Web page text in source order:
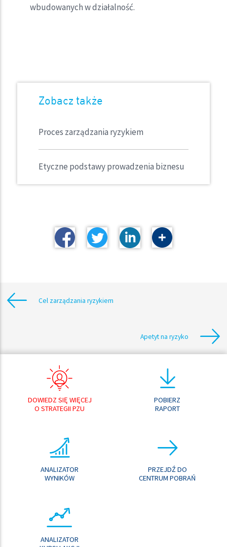
wbudowanych w działalność.
Zobacz także
Proces zarządzania ryzykiem
Etyczne podstawy prowadzenia biznesu
Cel zarządzania ryzykiem
Apetyt na ryzyko
DOWIEDZ SIĘ WIĘCEJ
O STRATEGII PZU
POBIERZ
RAPORT
ANALIZATOR
WYNIKÓW
PRZEJDŹ DO
CENTRUM POBRAŃ
ANALIZATOR